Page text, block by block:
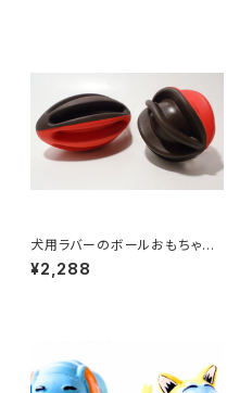
犬用ラバーのボールおもちゃ／
ウィグワグボール
¥2,288